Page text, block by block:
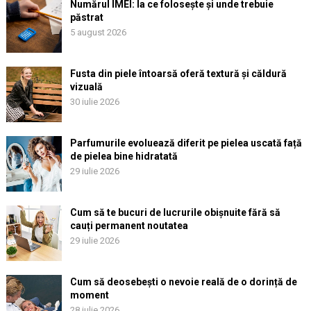
Numărul IMEI: la ce folosește și unde trebuie
păstrat
5 august 2026
Fusta din piele întoarsă oferă textură și căldură
vizuală
30 iulie 2026
Parfumurile evoluează diferit pe pielea uscată față
de pielea bine hidratată
29 iulie 2026
Cum să te bucuri de lucrurile obișnuite fără să
cauți permanent noutatea
29 iulie 2026
Cum să deosebești o nevoie reală de o dorință de
moment